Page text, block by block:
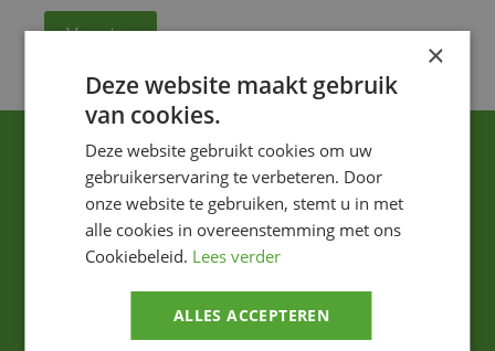
Voeg toe
×
Deze website maakt gebruik
van cookies.
Deze website gebruikt cookies om uw
gebruikerservaring te verbeteren. Door
onze website te gebruiken, stemt u in met
alle cookies in overeenstemming met ons
Cookiebeleid. Lees verder
ALLES ACCEPTEREN